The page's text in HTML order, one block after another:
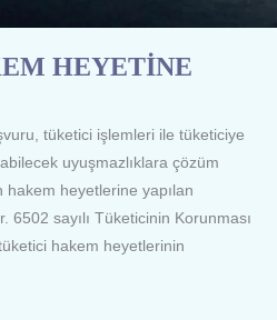
HEYETİNE
tüketici işlemleri ile tüketiciye
uyuşmazlıklara çözüm
hakem heyetlerine yapılan
6502 sayılı Tüketicinin Korunması
hakem heyetlerinin